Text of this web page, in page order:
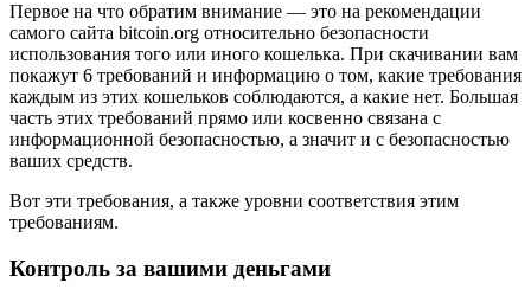
Первое на что обратим внимание — это на рекомендации
самого сайта bitcoin.org относительно безопасности
использования того или иного кошелька. При скачивании вам
покажут 6 требований и информацию о том, какие требования
каждым из этих кошельков соблюдаются, а какие нет. Большая
часть этих требований прямо или косвенно связана с
информационной безопасностью, а значит и с безопасностью
ваших средств.
Вот эти требования, а также уровни соответствия этим
требованиям.
Контроль за вашими деньгами